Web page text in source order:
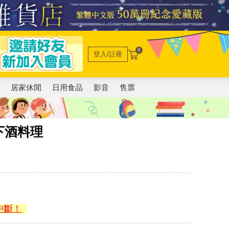
登入/註冊 0
居家休閒 日用食品 影音 售票
酒料理
！